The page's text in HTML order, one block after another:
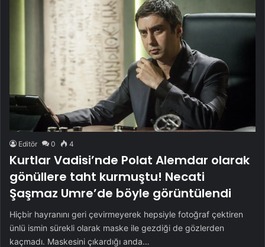
Editör 0 4
Kurtlar Vadisi’nde Polat Alemdar olarak
gönüllere taht kurmuştu! Necati
Şaşmaz Umre’de böyle görüntülendi
Hiçbir hayranını geri çevirmeyerek hepsiyle fotoğraf çektiren
ünlü ismin sürekli olarak maske ile gezdiği de gözlerden
kaçmadı. Maskesini çıkardığı anda…